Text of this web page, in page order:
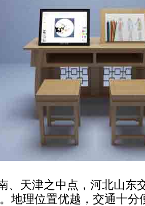
、天津之中点，河北山东
地理位置优越，交通十分